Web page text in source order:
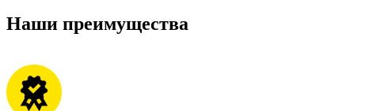
Наши преимущества